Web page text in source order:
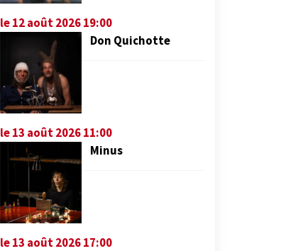
le 12 août 2026 19:00
Don Quichotte
le 13 août 2026 11:00
Minus
le 13 août 2026 17:00